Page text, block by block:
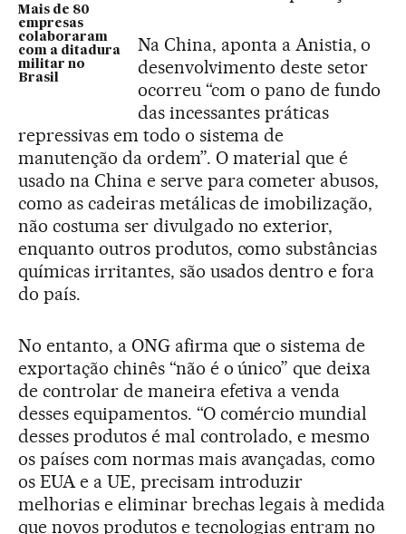
Mais de 80
empresas
colaboraram
com a ditadura
militar no
Brasil
Na China, aponta a Anistia, o
desenvolvimento deste setor
ocorreu “com o pano de fundo
das incessantes práticas
repressivas em todo o sistema de
manutenção da ordem”. O material que é
usado na China e serve para cometer abusos,
como as cadeiras metálicas de imobilização,
não costuma ser divulgado no exterior,
enquanto outros produtos, como substâncias
químicas irritantes, são usados dentro e fora
do país.
No entanto, a ONG afirma que o sistema de
exportação chinês “não é o único” que deixa
de controlar de maneira efetiva a venda
desses equipamentos. “O comércio mundial
desses produtos é mal controlado, e mesmo
os países com normas mais avançadas, como
os EUA e a UE, precisam introduzir
melhorias e eliminar brechas legais à medida
que novos produtos e tecnologias entram no